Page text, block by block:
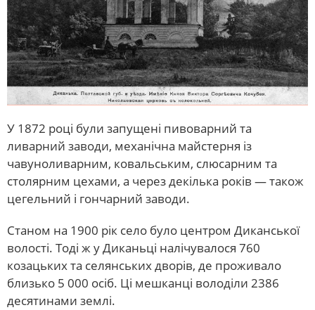
У 1872 році були запущені пивоварний та
ливарний заводи, механічна майстерня із
чавуноливарним, ковальським, слюсарним та
столярним цехами, а через декілька років — також
цегельний і гончарний заводи.
Станом на 1900 рік село було центром Диканської
волості. Тоді ж у Диканьці налічувалося 760
козацьких та селянських дворів, де проживало
близько 5 000 осіб. Ці мешканці володіли 2386
десятинами землі.